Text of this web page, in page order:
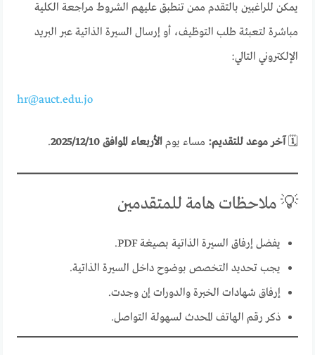
يمكن للراغبين بالتقدم ممن تنطبق عليهم الشروط مراجعة الكلية
مباشرة لتعبئة طلب التوظيف، أو إرسال السيرة الذاتية عبر البريد
الإلكتروني التالي:
hr@auct.edu.jo
🗓️آخر موعد للتقديم: مساء يومالأربعاء الموافق 2025/12/10 .
💡 ملاحظات هامة للمتقدمين
يفضل إرفاق السيرة الذاتية بصيغة PDF.
يجب تحديد التخصص بوضوح داخل السيرة الذاتية.
إرفاق شهادات الخبرة والدورات إن وجدت.
ذكر رقم الهاتف المحدث لسهولة التواصل.